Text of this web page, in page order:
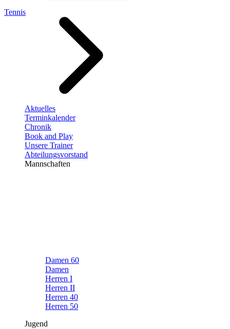
Tennis
Aktuelles
Terminkalender
Chronik
Book and Play
Unsere Trainer
Abteilungsvorstand
Mannschaften
Damen 60
Damen
Herren I
Herren II
Herren 40
Herren 50
Jugend